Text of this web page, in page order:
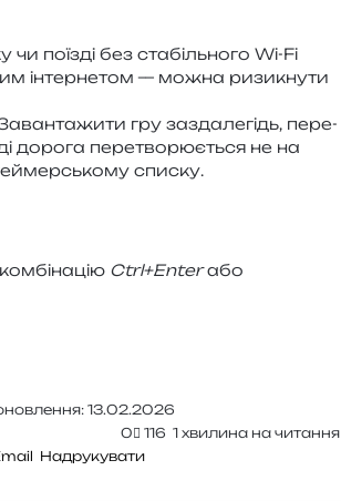
поїзді без ста­біль­но­го Wi-Fi
інтер­не­том — можна ризи­кну­ти
гру зазда­ле­гідь, пере­
доро­га пере­тво­рю­є­ться не на
списку.
Ctrl+Enterабо
13.02.2026
0
116 1 хвилина на читання
Надрукувати